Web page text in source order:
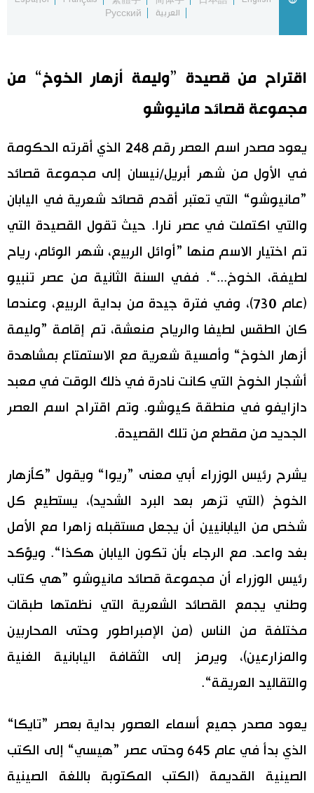
طوكيو
إعلان
العربية
Русский
اقتراح من قصيدة ”وليمة أزهار الخوخ“ من
مجموعة قصائد مانيوشو
يعود مصدر اسم العصر رقم 248 الذي أقرته الحكومة
في الأول من شهر أبريل/نيسان إلى مجموعة قصائد
”مانيوشو“ التي تعتبر أقدم قصائد شعرية في اليابان
والتي اكتملت في عصر نارا. حيث تقول القصيدة التي
تم اختيار الاسم منها ”أوائل الربيع، شهر الوئام، رياح
لطيفة، الخوخ...“. ففي السنة الثانية من عصر تنبيو
(عام 730)، وفي فترة جيدة من بداية الربيع، وعندما
كان الطقس لطيفا والرياح منعشة، تم إقامة ”وليمة
أزهار الخوخ“ وأمسية شعرية مع الاستمتاع بمشاهدة
أشجار الخوخ التي كانت نادرة في ذلك الوقت في معبد
دازايفو في منطقة كيوشو. وتم اقتراح اسم العصر
الجديد من مقطع من تلك القصيدة.
يشرح رئيس الوزراء أبي معنى ”ريوا“ ويقول ”كأزهار
الخوخ (التي تزهر بعد البرد الشديد)، يستطيع كل
شخص من اليابانيين أن يجعل مستقبله زاهرا مع الأمل
بغد واعد. مع الرجاء بأن تكون اليابان هكذا“. ويؤكد
رئيس الوزراء أن مجموعة قصائد مانيوشو ”هي كتاب
وطني يجمع القصائد الشعرية التي نظمتها طبقات
مختلفة من الناس (من الإمبراطور وحتى المحاربين
والمزارعين)، ويرمز إلى الثقافة اليابانية الغنية
والتقاليد العريقة“.
يعود مصدر جميع أسماء العصور بداية بعصر ”تايكا“
الذي بدأ في عام 645 وحتى عصر ”هيسي“ إلى الكتب
الصينية القديمة (الكتب المكتوبة باللغة الصينية